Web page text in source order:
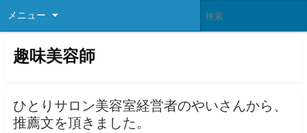
メニュー
趣味美容師
ひとりサロン美容室経営者のやいさんから、
推薦文を頂きました。